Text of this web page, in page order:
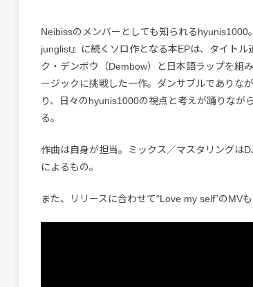
Neibissのメンバーとしても知られる
junglist』に続くソロ作となる本EPは、タイト
ク・デンボウ（Dembow）と日本語ラップを組
ージックに挑戦した一作。ダンサブルでありな
り、日々のhyunis1000の視点と考えが踊りなが
る。
作曲は自身が担当。ミックス／マスタリングは
によるもの。
また、リリースに合わせて“Love my self”のMVも